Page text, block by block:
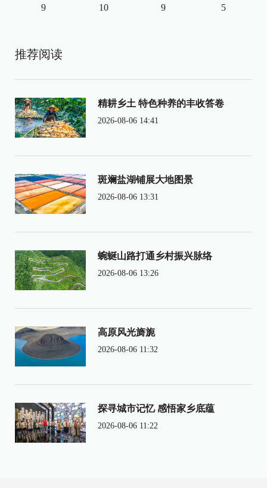
9 10 9 5
推荐阅读
精耕乡土 特色种养的丰收答卷
2026-08-06 14:41
斑斓盐湖铺展大地图景
2026-08-06 13:31
蜿蜒山路打通乡村振兴脉络
2026-08-06 13:26
高原风光旖旎
2026-08-06 11:32
探寻城市记忆 感悟家乡底蕴
2026-08-06 11:22